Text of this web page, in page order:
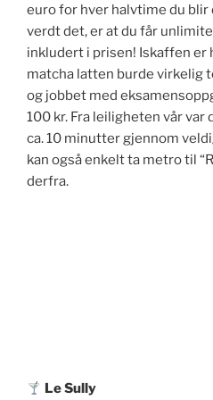
euro for hver halvtime du blir
verdt det, er at du får
inkludert i prisen! Iskaffen er
matcha latten burde virkelig
og jobbet med
100 kr. Fra leiligheten vår var
ca. 10 minutter gjennom
kan også enkelt ta metro til
derfra.
Le Sully